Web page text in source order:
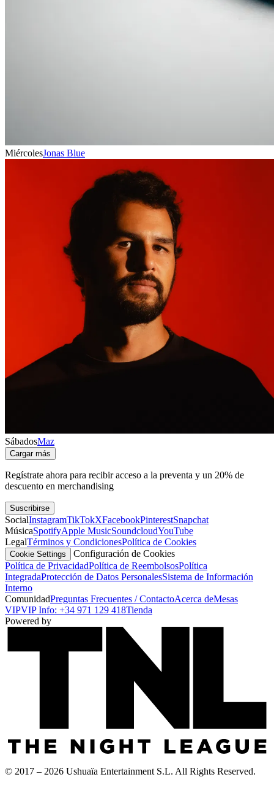
MiércolesJonas Blue
SábadosMaz
Cargar más
Regístrate ahora para recibir acceso a la preventa y un 20% de
descuento en merchandising
Suscribirse
SocialInstagramTikTokXFacebookPinterestSnapchat
MúsicaSpotifyApple MusicSoundcloudYouTube
LegalTérminos y CondicionesPolítica de Cookies
Cookie Settings
Configuración de Cookies
Política de PrivacidadPolítica de ReembolsosPolítica
IntegradaProtección de Datos PersonalesSistema de Información
Interno
ComunidadPreguntas Frecuentes / ContactoAcerca deMesas
VIPVIP Info: +34 971 129 418Tienda
Powered by
© 2017 – 2026 Ushuaïa Entertainment S.L. All Rights Reserved.